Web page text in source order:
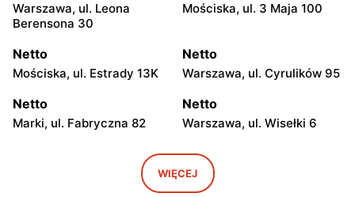
Warszawa, ul. Leona
Berensona 30
Mościska, ul. 3 Maja 100
Netto
Mościska, ul. Estrady 13K
Netto
Warszawa, ul. Cyrulików 95
Netto
Marki, ul. Fabryczna 82
Netto
Warszawa, ul. Wisełki 6
Warszawa, ul. Mochtyńska
Netto
Warszawa, ul. Wał
Miedzeszyński 69
WIĘCEJ